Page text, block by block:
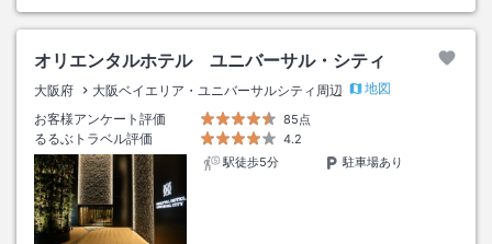
オリエンタルホテル ユニバーサル・シティ
大阪府 大阪ベイエリア・ユニバーサルシティ周辺
地図
お客様アンケート評価
85点
るるぶトラベル評価
4.2
駅徒歩5分
駐車場あり